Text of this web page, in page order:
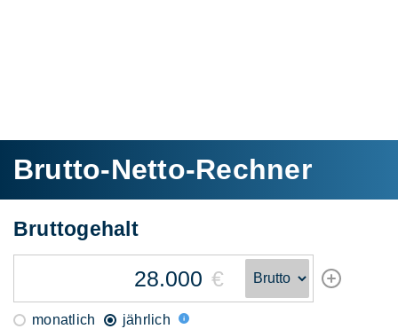
Brutto-Netto-Rechner
Bruttogehalt
€
monatlich jährlich